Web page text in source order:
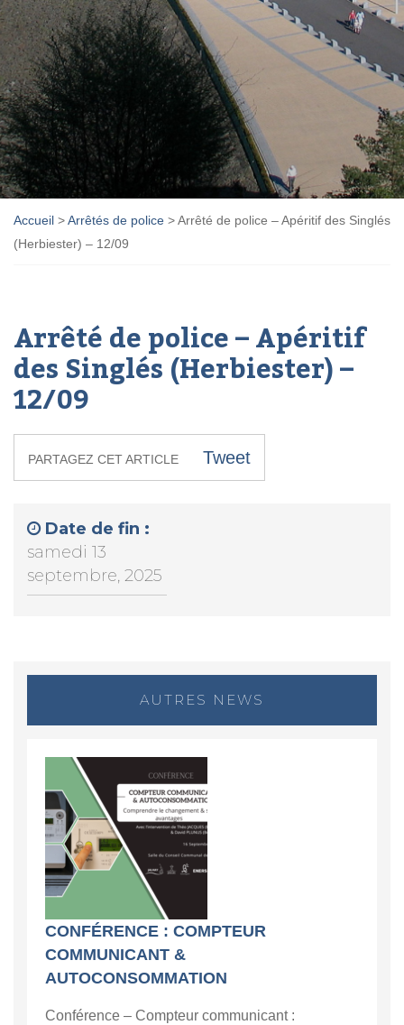
Accueil >Arrêtés de police >Arrêté de police – Apéritif des Singlés
(Herbiester) – 12/09
Arrêté de police – Apéritif
des Singlés (Herbiester) –
12/09
PARTAGEZ CET ARTICLE Tweet
Date de fin :
samedi 13
septembre, 2025
AUTRES NEWS
CONFÉRENCE : COMPTEUR
COMMUNICANT &
AUTOCONSOMMATION
Conférence – Compteur communicant :